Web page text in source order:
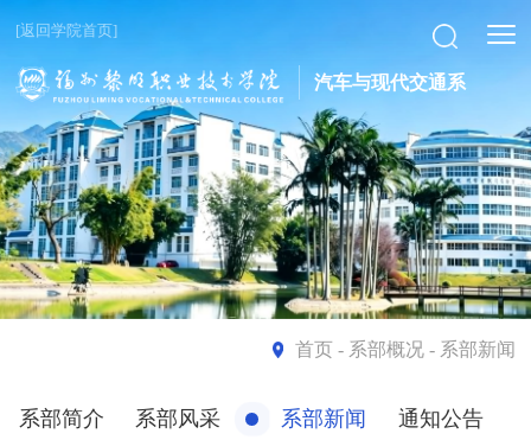
[返回学院首页]
汽车与现代交通系
首页- 系部概况 - 系部新闻
系部简介 系部风采 系部新闻 通知公告